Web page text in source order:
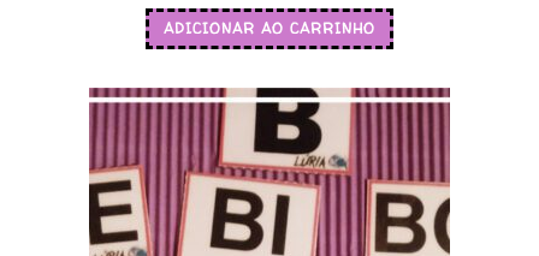
ADICIONAR AO CARRINHO